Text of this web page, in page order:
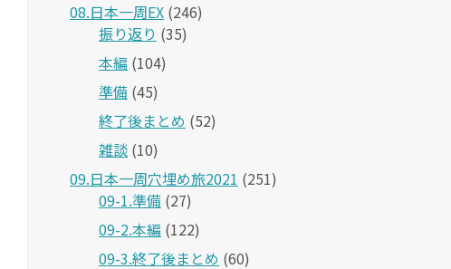
08.日本一周EX (246)
振り返り (35)
本編 (104)
準備 (45)
終了後まとめ (52)
雑談 (10)
09.日本一周穴埋め旅2021 (251)
09-1.準備 (27)
09-2.本編 (122)
09-3.終了後まとめ (60)